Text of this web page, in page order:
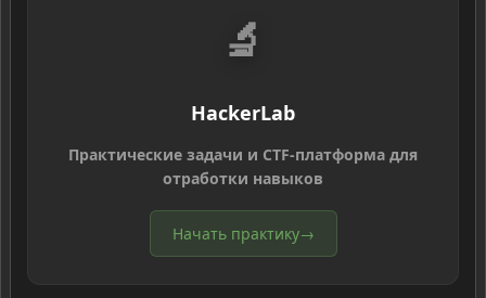
🔬
HackerLab
Практические задачи и CTF-платформа для
отработки навыков
Начать практику→